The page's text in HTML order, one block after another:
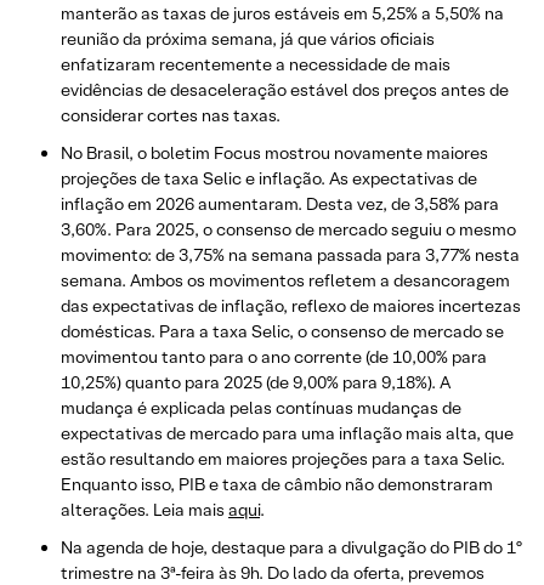
manterão as taxas de juros estáveis em 5,25% a 5,50% na
reunião da próxima semana, já que vários oficiais
enfatizaram recentemente a necessidade de mais
evidências de desaceleração estável dos preços antes de
considerar cortes nas taxas.
No Brasil, o boletim Focus mostrou novamente maiores
projeções de taxa Selic e inflação. As expectativas de
inflação em 2026 aumentaram. Desta vez, de 3,58% para
3,60%. Para 2025, o consenso de mercado seguiu o mesmo
movimento: de 3,75% na semana passada para 3,77% nesta
semana. Ambos os movimentos refletem a desancoragem
das expectativas de inflação, reflexo de maiores incertezas
domésticas. Para a taxa Selic, o consenso de mercado se
movimentou tanto para o ano corrente (de 10,00% para
10,25%) quanto para 2025 (de 9,00% para 9,18%). A
mudança é explicada pelas contínuas mudanças de
expectativas de mercado para uma inflação mais alta, que
estão resultando em maiores projeções para a taxa Selic.
Enquanto isso, PIB e taxa de câmbio não demonstraram
alterações. Leia mais aqui.
Na agenda de hoje, destaque para a divulgação do PIB do 1º
trimestre na 3ª-feira às 9h. Do lado da oferta, prevemos